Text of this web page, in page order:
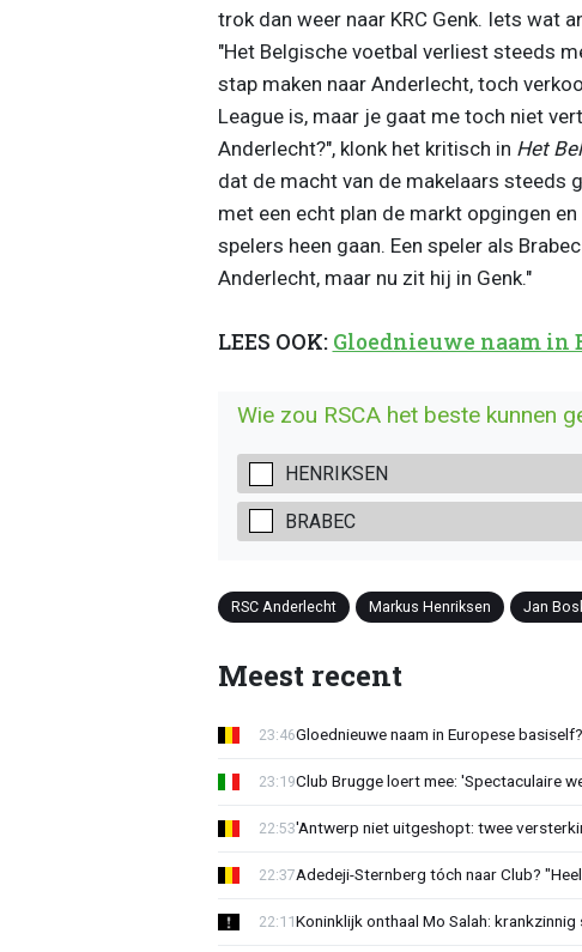
trok dan weer naar KRC Genk. Iets wat
"Het Belgische voetbal verliest steeds
stap maken naar Anderlecht, toch
League is, maar je gaat me toch niet
Anderlecht?", klonk het kritisch in Het
dat de macht van de makelaars steeds
met een echt plan de markt opgingen
spelers heen gaan. Een speler als
Anderlecht, maar nu zit hij in Genk."
LEES OOK: Gloednieuwe naam in
Wie zou RSCA het beste kunnen
HENRIKSEN
BRABEC
RSC Anderlecht Markus Henriksen Jan
Meest recent
Gloednieuwe naam in Europese
23:46
Club Brugge loert mee: 'Spectaculaire
23:19
'Antwerp niet uitgeshopt: twee
22:53
Adedeji-Sternberg tóch naar Club?
22:37
Koninklijk onthaal Mo Salah:
22:11